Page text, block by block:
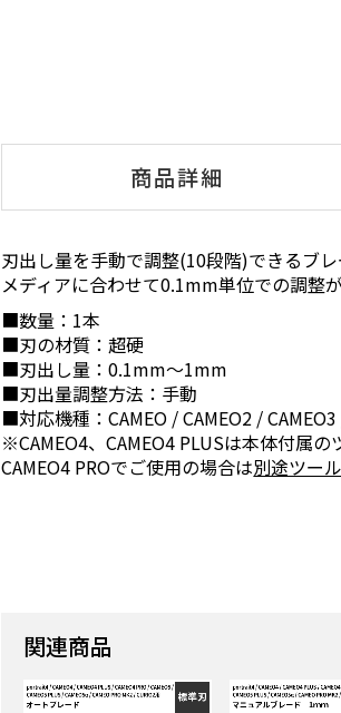
商品詳細
刃出し量を手動で調整(10段階)できるブレ
メディアに合わせて0.1mm単位での調整が
■数量：1本
■刃の材質：超硬
■刃出し量：0.1mm～1mm
■刃出量調整方法：手動
■対応機種：CAMEO / CAMEO2 /
※CAMEO4、CAMEO4 PLUSは本体付属の
CAMEO4 PROでご使用の場合は別途ツー
関連商品